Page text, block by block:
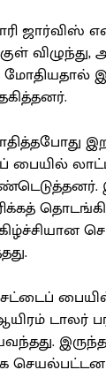
ஜார்விஸ்
டாலர்